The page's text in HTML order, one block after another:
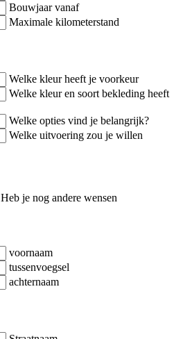
Bouwjaar vanaf
Maximale kilometerstand
Welke kleur heeft je voorkeur
Welke kleur en soort bekleding heeft
Welke opties vind je belangrijk?
Welke uitvoering zou je willen
Heb je nog andere wensen
voornaam
tussenvoegsel
achternaam